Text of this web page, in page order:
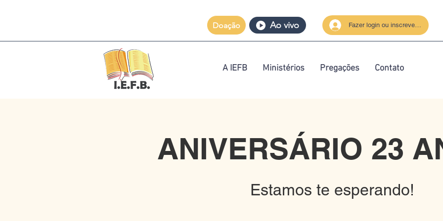
Doação Ao vivo Fazer login ou inscrever-se
A IEFB Ministérios Pregações Contato
ANIVERSÁRIO 23
Estamos te esperando!